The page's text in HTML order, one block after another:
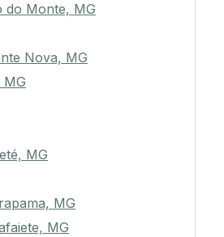
do Monte, MG
Nova, MG
MG
MG
MG
MG